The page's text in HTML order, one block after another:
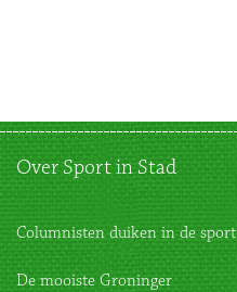
Over Sport in Stad
Columnisten duiken in de sport
De mooiste Groninger